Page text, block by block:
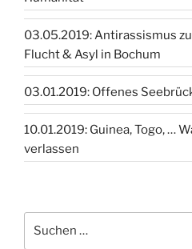
03.05.2019: Antirassismus
Flucht & Asyl in Bochum
03.01.2019: Offenes
10.01.2019: Guinea, Togo, … Warum wir unsere Länder
verlassen
nach: